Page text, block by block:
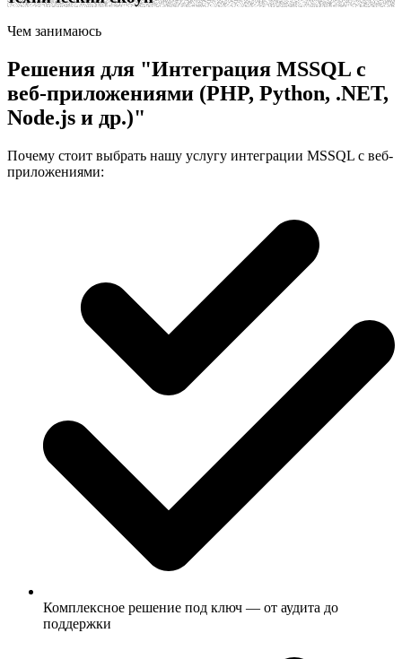
Чем занимаюсь
Решения для "Интеграция MSSQL с
веб-приложениями (PHP, Python, .NET,
Node.js и др.)"
Почему стоит выбрать нашу услугу интеграции MSSQL с веб-
приложениями:
Комплексное решение под ключ — от аудита до
поддержки